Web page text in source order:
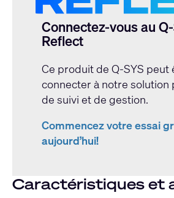
Connectez-vous au
Reflect
Ce produit de Q-SYS peut
connecter à notre solution
de suivi et de gestion.
Commencez votre essai
aujourd’hui!
Caractéristiques et